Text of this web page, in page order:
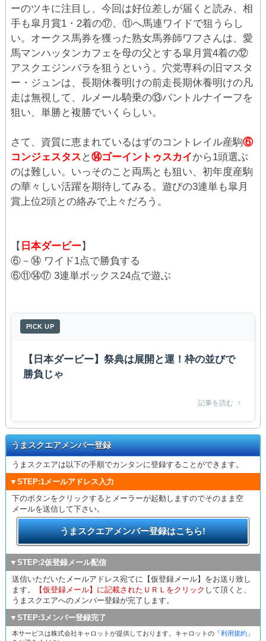
ーのツキに注目し、今回は好位差しが届くと読み、相
手も皐月賞1・2着の⑰、⑪へ馬連ワイドで狙うらし
い。オークス馬券を獲った熟女馬券師ワフさんは、愛
馬マンハッタンカフェを母の父とする皐月賞4着の⑫
アスクエジンバラを狙うという。穴党専科の旧マスタ
ー・ジュンは、長期休養明けの前走長期休養明けの凡
走は無視して、ルメール騎乗の⑬パントルナイーフを
狙い、単勝と複勝でいくらしい。
さて、資質に恵まれているはずのコントレイル産駒⑥
コンジェスタス と⑭ゴーイントゥスカイから1頭選ぶ
のは難しい。いっそのこと両馬とも狙い、初年度産駒
の華々しい活躍を期待してみる。遊びの3連単も皐月
賞上位2頭との絡みで上々だろう。
【 日本ダービー】
⑥－⑭ ワイド1点で勝負する
⑥⑪⑭⑰ 3連単ボックス24点で遊ぶ
PICK UP
【日本ダービー】祭典は展開と運！枠の並びで
勝負じゃ
記事を読む
うまスクエアメンバー登録
うまスクエアは以下の手順でカンタンに登録することができます。
▼STEP:1メールアドレス入力
下のボタンをクリックするとメーラーが起動しますのでそのまま空
メールを送信して下さい。
うまスクエアメンバー登録はこちら!
▼STEP:2仮登録メール配信
送信いただいたメールアドレス宛てに【仮登録メール】をお送り致し
ます。
【仮登録メール】に記載されたＵＲＬをクリック して頂くと、
うまスクエアへのメンバー登録が完了します。
▼STEP:3メンバー登録完了
本サービスは株式会社キャロットが提供しております。キャロットの「 利用規約」